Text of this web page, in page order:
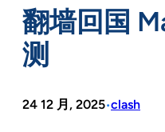
翻墙回国
测
24 12 月, 2025•clash